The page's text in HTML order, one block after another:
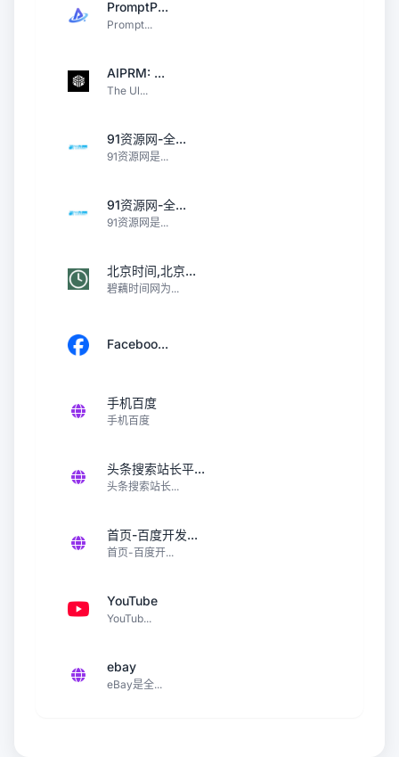
PromptP...
Prompt...
AIPRM: ...
The Ul...
91资源网-全...
91资源网是...
91资源网-全...
91资源网是...
北京时间,北京...
碧藕时间网为...
Faceboo...
手机百度
手机百度
头条搜索站长平...
头条搜索站长...
首页-百度开发...
首页-百度开...
YouTube
YouTub...
ebay
eBay是全...